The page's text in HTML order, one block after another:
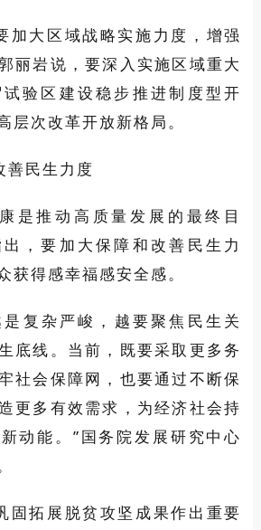
加大区域战略实施力度，增强
丽岩说，要深入实施区域重大
验区建设稳步推进制度型开
层次改革开放新格局。
善民生力度
是推动高质量发展的最终目
，要加大保障和改善民生力
获得感幸福感安全感。
复杂严峻，越要聚焦民生关
底线。当前，既要采取更多务
社会保障网，也要通过不断保
更多有效需求，为经济社会持
动能。”国务院发展研究中心
固拓展脱贫攻坚成果作出重要